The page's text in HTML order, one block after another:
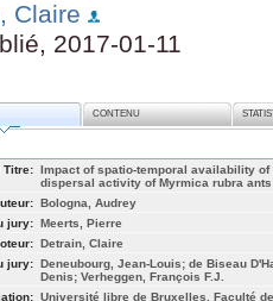
Claire
2017-01-11
CONTENU
Titre: Impact of spatio-temporal availability
dispersal activity of Myrmica rubra
Bologna, Audrey
jury: Meerts, Pierre
Detrain, Claire
jury: Deneubourg, Jean-Louis; de Biseau
Denis; Verheggen, François F.J.
Université libre de Bruxelles, Faculté